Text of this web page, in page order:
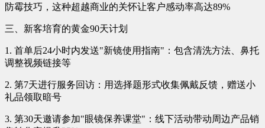
防霉技巧，这种超越商业的关怀让客户感动率高达89%
三、新客培育的黄金90天计划
1. 首单后24小时内发送"新镜使用指南"：包含清洗方法、鼻托
调整视频链接等
2. 第7天进行服务回访：用选择题形式收集佩戴反馈，赠送小
礼品领取暗号
3. 第30天邀请参加"眼镜保养课堂"：线下活动带动周边产品销